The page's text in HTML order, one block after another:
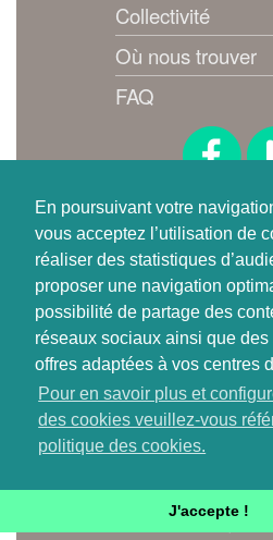
En poursuivant votre
vous acceptez l’utilisation de
réaliser des statistiques
proposer une navigation
possibilité de partage des
réseaux sociaux ainsi que des
offres adaptées à vos centres
Pour en savoir plus et
des cookies veuillez-vous
politique des cookies.
J'accepte !
Collectivité
Où nous trouver
FAQ
Suivez-
Où
une carte
Je télécharge
iOS &